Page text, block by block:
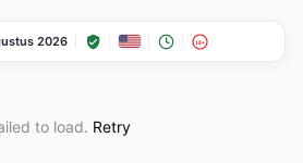
2026 18+
to load. Retry